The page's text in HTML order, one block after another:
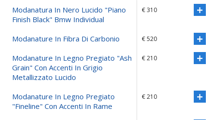
Modanatura In Nero Lucido "piano
Finish Black" Bmw Individual
€ 310
Modanature In Fibra Di Carbonio € 520
Modanature In Legno Pregiato "ash
Grain" Con Accenti In Grigio
Metallizzato Lucido
€ 210
Modanature In Legno Pregiato
"fineline" Con Accenti In Rame
€ 210